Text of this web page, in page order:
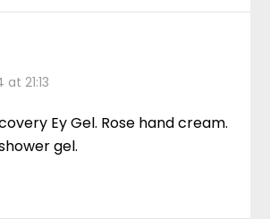
21:13
Ey Gel. Rose hand cream.
gel.